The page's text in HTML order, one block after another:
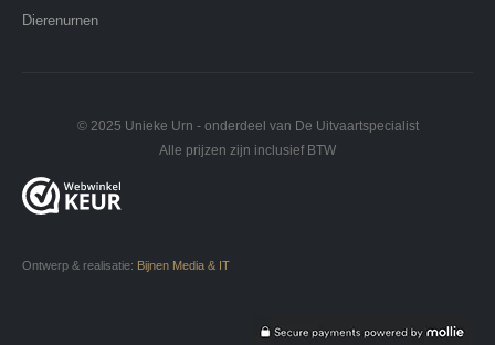
Dierenurnen
© 2025 Unieke Urn - onderdeel van De Uitvaartspecialist
Alle prijzen zijn inclusief BTW
Ontwerp & realisatie: Bijnen Media & IT